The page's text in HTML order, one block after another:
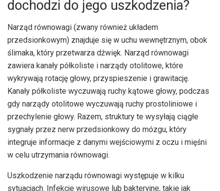
dochodzi do jego uszkodzenia?
Narząd równowagi (zwany również układem
przedsionkowym) znajduje się w uchu wewnętrznym, obok
ślimaka, który przetwarza dźwięk. Narząd równowagi
zawiera kanały półkoliste i narządy otolitowe, które
wykrywają rotację głowy, przyspieszenie i grawitację.
Kanały półkoliste wyczuwają ruchy kątowe głowy, podczas
gdy narządy otolitowe wyczuwają ruchy prostoliniowe i
przechylenie głowy. Razem, struktury te wysyłają ciągłe
sygnały przez nerw przedsionkowy do mózgu, który
integruje informacje z danymi wejściowymi z oczu i mięśni
w celu utrzymania równowagi.
Uszkodzenie narządu równowagi występuje w kilku
sytuacjach. Infekcje wirusowe lub bakteryjne, takie jak